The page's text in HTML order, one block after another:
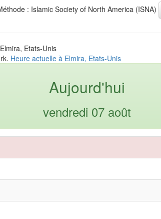
: Islamic Society of North America (ISNA)
Etats-Unis
Heure actuelle à Elmira, Etats-Unis
Aujourd'hui
vendredi 07 août